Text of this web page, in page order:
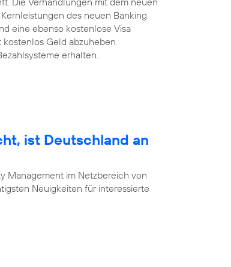
des neuen Banking
eine ebenso kostenlose Visa
Geld abzuheben.
erhalten.
ist Deutschland an
Management im Netzbereich von
Neuigkeiten für interessierte